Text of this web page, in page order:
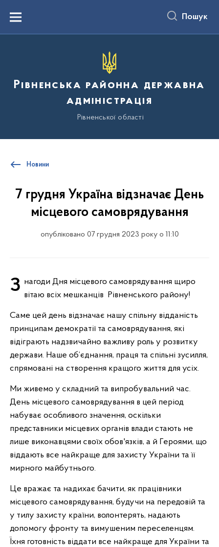
вмістуMenu Пошук
Рівненська районна державна
адміністрація
Рівненської області
Новини
7 грудня Україна відзначає День
місцевого самоврядування
опубліковано 07 грудня 2023 року о 11:10
З нагоди Дня місцевого самоврядування щиро вітаю всіх мешканців Рівненського району!
Саме цей день відзначає нашу спільну відданість
принципам демократії та самоврядування, які
відіграють надзвичайно важливу роль у розвитку
держави. Наше об’єднання, праця та спільні зусилля,
спрямовані на створення кращого життя для усіх.
Ми живемо у складний та випробувальний час.
День місцевого самоврядування в цей період
набуває особливого значення, оскільки
представники місцевих органів влади стають не
лише виконавцями своїх обов'язків, а й Героями, що
віддають все найкраще для захисту України та її
мирного майбутнього.
Це вражає та надихає бачити, як працівники
місцевого самоврядування, будучи на передовій та
у тилу захисту країни, волонтерять, надають
допомогу фронту та вимушеним переселенцям.
Їхня готовність віддати все найкраще для України та